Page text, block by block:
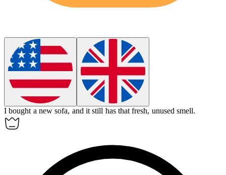
I bought a new sofa, and it still has that fresh, unused smell.